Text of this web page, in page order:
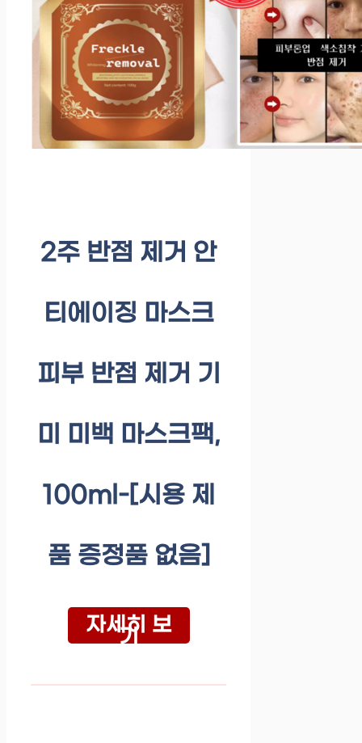
2주 반점 제거 안
티에이징 마스크
피부 반점 제거 기
미 미백 마스크팩,
100ml-[시용 제
품 증정품 없음]
자세히 보
기